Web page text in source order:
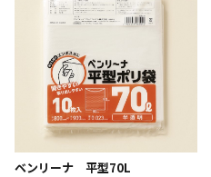
ベンリーナ 平型70L